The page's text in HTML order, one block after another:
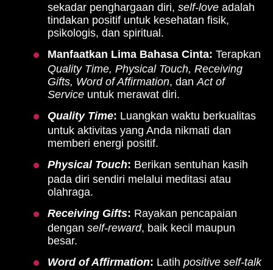
sekadar penghargaan diri, self-loveadalah
tindakan positif untuk kesehatan fisik,
psikologis, dan spiritual.
Manfaatkan Lima Bahasa Cinta: Terapkan
Quality Time, Physical Touch, Receiving
Gifts, Word of Affirmation, danAct of
Serviceuntuk merawat diri.
Quality Time: Luangkan waktu berkualitas
untuk aktivitas yang Anda nikmati dan
memberi energi positif.
Physical Touch: Berikan sentuhan kasih
pada diri sendiri melalui meditasi atau
olahraga.
Receiving Gifts: Rayakan pencapaian
dengan self-reward, baik kecil maupun
besar.
Word of Affirmation: Latih positive self-talk